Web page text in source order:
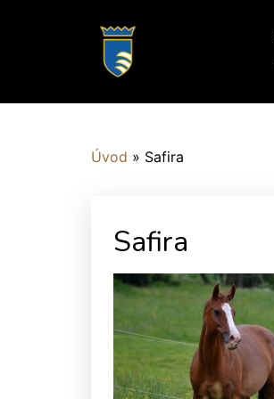
Úvod » Safira
Safira